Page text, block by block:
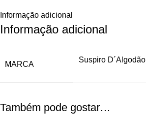
Informação adicional
Informação adicional
MARCA
Suspiro D´Algodão
Também pode gostar…